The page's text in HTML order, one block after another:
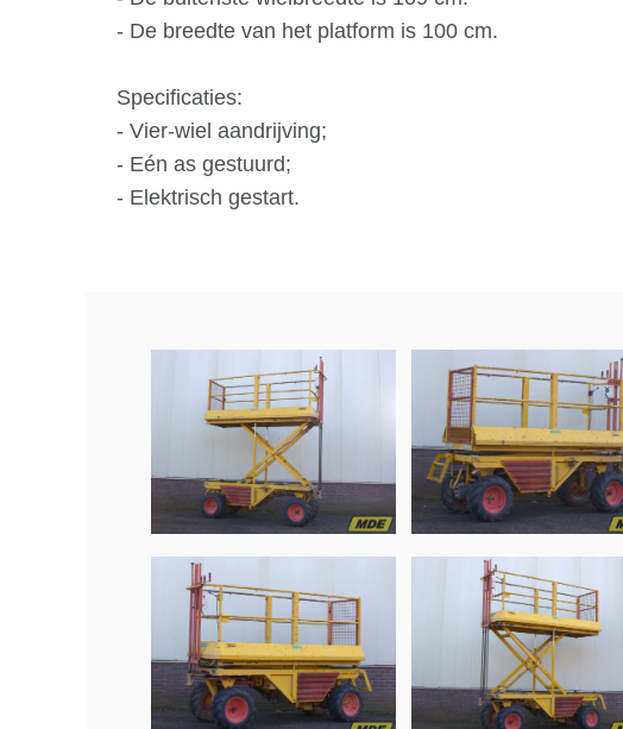
- De breedte van het platform is 100 cm.
Specificaties:
- Vier-wiel aandrijving;
- Eén as gestuurd;
- Elektrisch gestart.